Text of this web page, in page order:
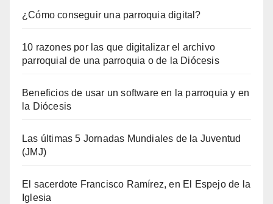
¿Cómo conseguir una parroquia digital?
10 razones por las que digitalizar el archivo
parroquial de una parroquia o de la Diócesis
Beneficios de usar un software en la parroquia y en
la Diócesis
Las últimas 5 Jornadas Mundiales de la Juventud
(JMJ)
El sacerdote Francisco Ramírez, en El Espejo de la
Iglesia